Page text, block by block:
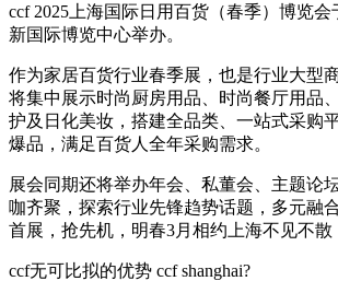
ccf 2025上海国际日用百货（春季）博览会
新国际博览中心举办。
作为家居百货行业春季展，也是行业大型
将集中展示时尚厨房用品、时尚餐厅用品
护及日化美妆，搭建全品类、一站式采购
爆品，满足百货人全年采购需求。
展会同期还将举办年会、私董会、主题论
咖齐聚，探索行业先锋趋势话题，多元融
首展，抢先机，明春3月相约上海不见不散
ccf无可比拟的优势 ccf shanghai?